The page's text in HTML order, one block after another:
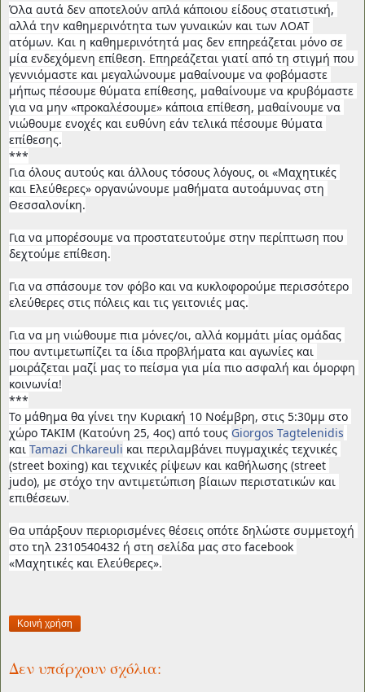
Όλα αυτά δεν αποτελούν απλά κάποιου είδους στατιστική,
αλλά την καθημερινότητα των γυναικών και των ΛΟΑΤ
ατόμων. Και η καθημερινότητά μας δεν επηρεάζεται μόνο σε
μία ενδεχόμενη επίθεση. Επηρεάζεται γιατί από τη στιγμή που
γεννιόμαστε και μεγαλώνουμε μαθαίνουμε να φοβόμαστε
μήπως πέσουμε θύματα επίθεσης, μαθαίνουμε να κρυβόμαστε
για να μην «προκαλέσουμε» κάποια επίθεση, μαθαίνουμε να
νιώθουμε ενοχές και ευθύνη εάν τελικά πέσουμε θύματα
επίθεσης.
***
Για όλους αυτούς και άλλους τόσους λόγους, οι «Μαχητικές
και Ελεύθερες» οργανώνουμε μαθήματα αυτοάμυνας στη
Θεσσαλονίκη.
Για να μπορέσουμε να προστατευτούμε στην περίπτωση που
δεχτούμε επίθεση.
Για να σπάσουμε τον φόβο και να κυκλοφορούμε περισσότερο
ελεύθερες στις πόλεις και τις γειτονιές μας.
Για να μη νιώθουμε πια μόνες/οι, αλλά κομμάτι μίας ομάδας
που αντιμετωπίζει τα ίδια προβλήματα και αγωνίες και
μοιράζεται μαζί μας το πείσμα για μία πιο ασφαλή και όμορφη
κοινωνία!
***
Το μάθημα θα γίνει την Κυριακή 10 Νοέμβρη, στις 5:30μμ στο
χώρο ΤΑΚΙΜ (Κατούνη 25, 4ος) από τους Giorgos Tagtelenidis
και Tamazi Chkareuli και περιλαμβάνει πυγμαχικές τεχνικές
(street boxing) και τεχνικές ρίψεων και καθήλωσης (street
judo), με στόχο την αντιμετώπιση βίαιων περιστατικών και
επιθέσεων.
Θα υπάρξουν περιορισμένες θέσεις οπότε δηλώστε συμμετοχή
στο τηλ 2310540432 ή στη σελίδα μας στο facebook
«Μαχητικές και Ελεύθερες».
Κοινή χρήση
Δεν υπάρχουν σχόλια: